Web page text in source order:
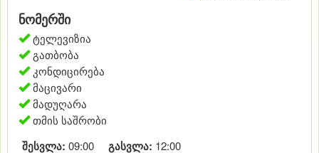
ნომერში
ტელევიზია
გათბობა
კონდიცირება
მაცივარი
მადუღარა
თმის საშრობი
შესვლა: 09:00 გასვლა: 12:00